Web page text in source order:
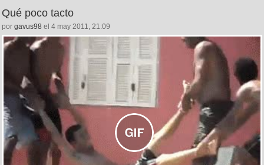
Qué poco tacto
por gavus98 el 4 may 2011, 21:09